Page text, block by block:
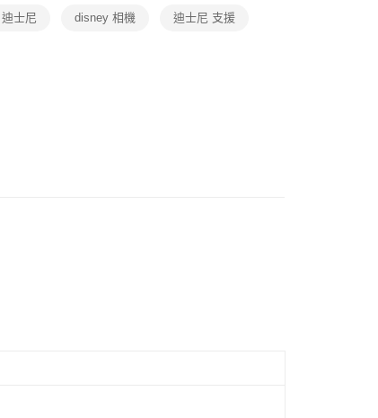
士尼 disney 相機 迪士尼 支援